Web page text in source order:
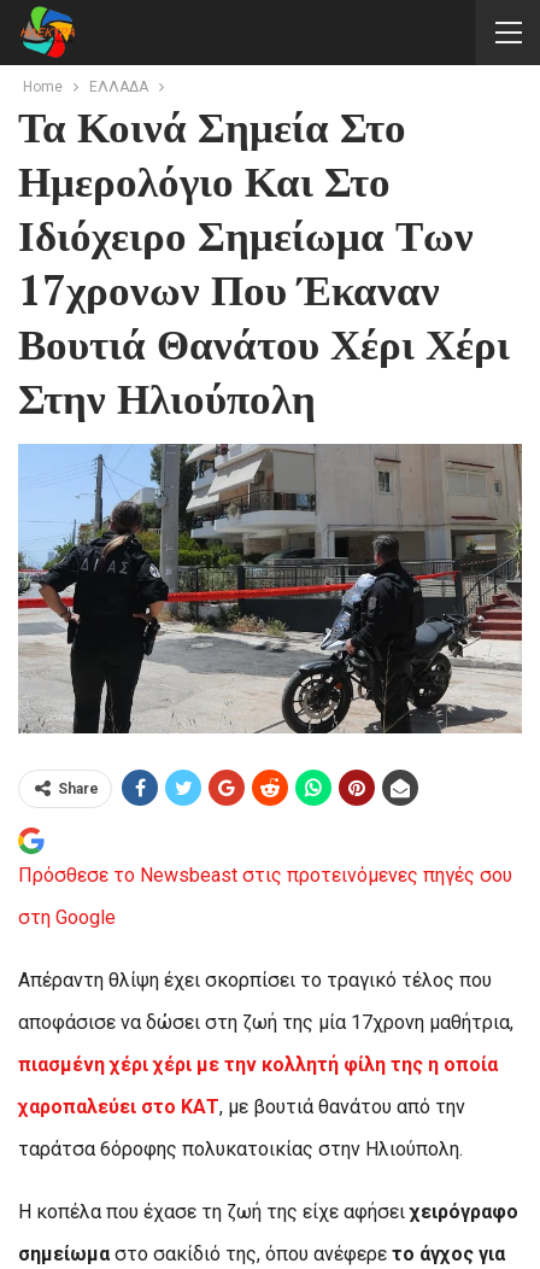
Home ΕΛΛΑΔΑ
Τα Κοινά Σημεία Στο
Ημερολόγιο Και Στο
Ιδιόχειρο Σημείωμα Των
17χρονων Που Έκαναν
Βουτιά Θανάτου Χέρι Χέρι
Στην Ηλιούπολη
Share
Πρόσθεσε το Newsbeast στις προτεινόμενες πηγές σου
στη Google
Απέραντη θλίψη έχει σκορπίσει το τραγικό τέλος που
αποφάσισε να δώσει στη ζωή της μία 17χρονη μαθήτρια,
πιασμένη χέρι χέρι με την κολλητή φίλη της η οποία
χαροπαλεύει στο ΚΑΤ, με βουτιά θανάτου από την
ταράτσα 6όροφης πολυκατοικίας στην Ηλιούπολη.
Η κοπέλα που έχασε τη ζωή της είχε αφήσειχειρόγραφο
σημείωμα στο σακίδιό της, όπου ανέφερε το άγχος για